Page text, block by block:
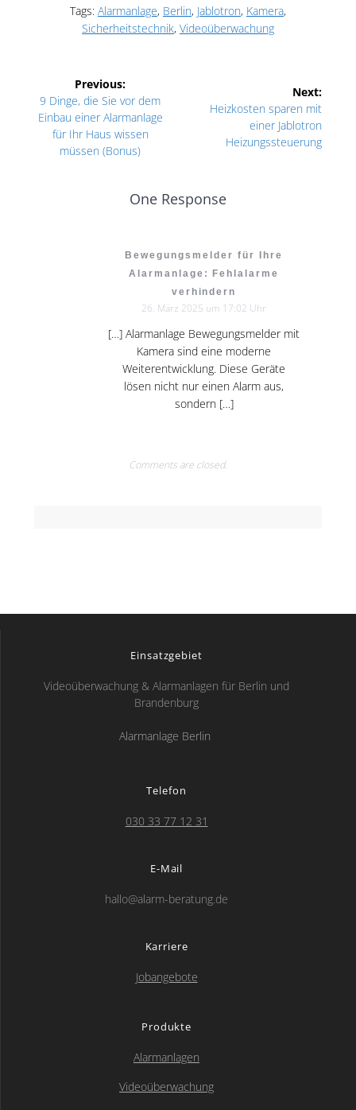
Tags: Alarmanlage, Berlin, Jablotron, Kamera,
Sicherheitstechnik, Videoüberwachung
Beitragsnavigation
Previous:
Previous
post:
9 Dinge, die Sie vor dem
Einbau einer Alarmanlage
für Ihr Haus wissen
müssen (Bonus)
Next:
Next
Heizkosten sparen mit
einer Jablotron
Heizungssteuerung
One Response
Bewegungsmelder für Ihre
Alarmanlage: Fehlalarme
verhindern
26. März 2025 um 17:02 Uhr
[…] Alarmanlage Bewegungsmelder mit
Kamera sind eine moderne
Weiterentwicklung. Diese Geräte
lösen nicht nur einen Alarm aus,
sondern […]
Comments are closed.
Einsatzgebiet
Videoüberwachung & Alarmanlagen für Berlin und
Brandenburg
Alarmanlage Berlin
Telefon
030 33 77 12 31
E-Mail
hallo@alarm-beratung.de
Karriere
Jobangebote
Produkte
Alarmanlagen
Videoüberwachung